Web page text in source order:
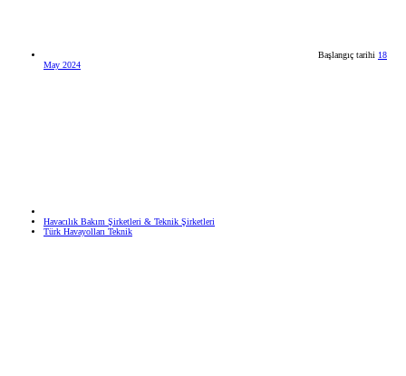
Başlangıç tarihi 18
May 2024
Havacılık Bakım Şirketleri & Teknik Şirketleri
Türk Havayolları Teknik